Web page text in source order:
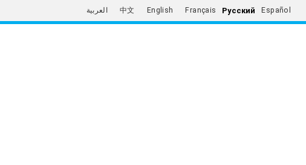
العربية 中文 English Français Русский Español